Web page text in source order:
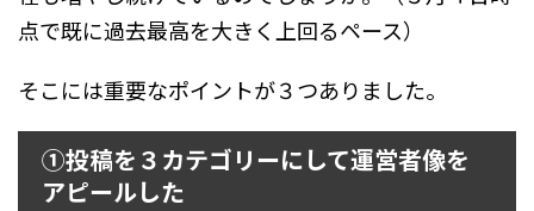
点で既に過去最高を大きく上回るペース）
そこには重要なポイントが３つありました。
①投稿を３カテゴリーにして運営者像を
アピールした